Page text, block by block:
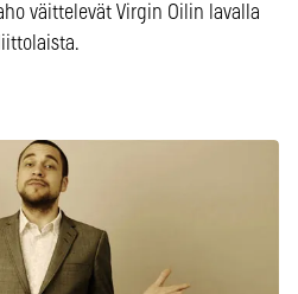
väittelevät Virgin Oilin lavalla